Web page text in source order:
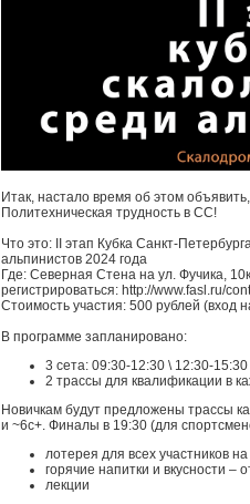
Итак, настало время об этом
Политехническая трудность в СС!
Что это: II этап Кубка Санкт-
альпинистов 2024 года
Где: Северная Стена на ул. Фучика,
регистрироваться: http://www.fasl.ru/
Стоимость участия: 500 рублей (вход
В программе запланировано:
3 сета: 09:30-12:30 \ 12:30-
2 трассы для квалификации в
Новичкам будут предложены трассы
и ~6c+. Финалы в 19:30 (для
лотерея для всех участников
горячие напитки и вкусности –
лекции